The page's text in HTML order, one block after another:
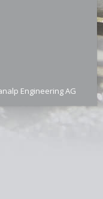
Engineering AG